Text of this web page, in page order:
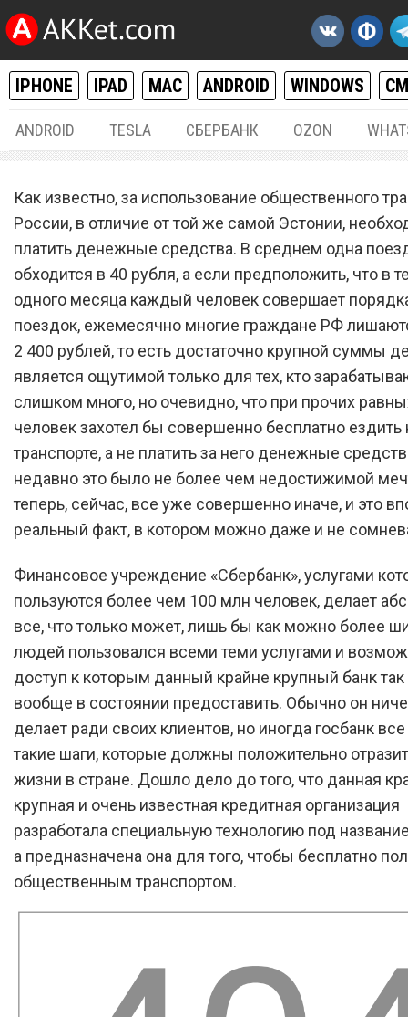
IPHONE IPAD MAC ANDROID WINDOWS
ANDROID TESLA СБЕРБАНК OZON
«Сбербанк» разрешил
владельцам банковских
бесплатно передвигаться
транспорте
Как известно, за использование общественного
России, в отличие от той же самой Эстонии,
платить денежные средства. В среднем одна
обходится в 40 рубля, а если предположить, что в
одного месяца каждый человек совершает
поездок, ежемесячно многие граждане РФ
2 400 рублей, то есть достаточно крупной суммы
является ощутимой только для тех, кто
слишком много, но очевидно, что при прочих
человек захотел бы совершенно бесплатно ездить
транспорте, а не платить за него денежные
недавно это было не более чем недостижимой
теперь, сейчас, все уже совершенно иначе, и это
реальный факт, в котором можно даже и не
Финансовое учреждение «Сбербанк», услугами
пользуются более чем 100 млн человек, делает
все, что только может, лишь бы как можно более
людей пользовался всеми теми услугами и
доступ к которым данный крайне крупный банк
вообще в состоянии предоставить. Обычно он
делает ради своих клиентов, но иногда госбанк
такие шаги, которые должны положительно
жизни в стране. Дошло дело до того, что данная
крупная и очень известная кредитная организация
разработала специальную технологию под
а предназначена она для того, чтобы бесплатно
общественным транспортом.